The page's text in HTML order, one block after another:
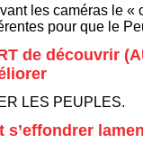
les caméras le
pour que le
de découvrir
LES PEUPLES.
s’effondrer